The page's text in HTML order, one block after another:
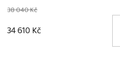
38 040 Kč
34 610 Kč